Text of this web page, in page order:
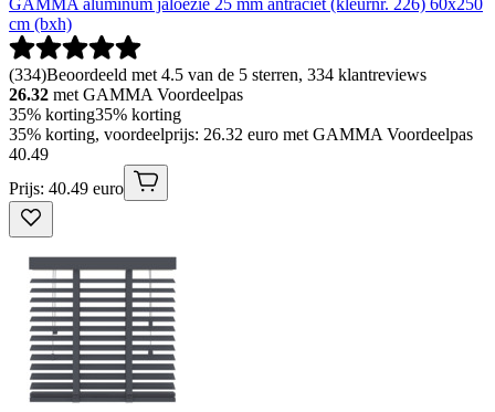
cm (bxh)
(334)Beoordeeld met 4.5 van de 5 sterren, 334 klantreviews
26.32 met GAMMA Voordeelpas
35% korting35% korting
35% korting, voordeelprijs: 26.32 euro met GAMMA Voordeelpas
40.49
Prijs: 40.49 euro